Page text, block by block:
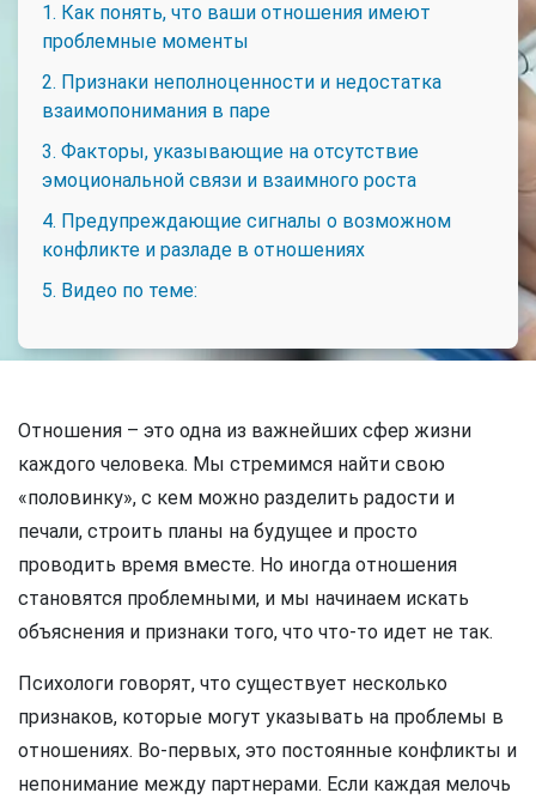
1. Как понять, что ваши отношения имеют
проблемные моменты
2. Признаки неполноценности и недостатка
взаимопонимания в паре
3. Факторы, указывающие на отсутствие
эмоциональной связи и взаимного роста
4. Предупреждающие сигналы о возможном
конфликте и разладе в отношениях
5. Видео по теме:
Отношения – это одна из важнейших сфер жизни
каждого человека. Мы стремимся найти свою
«половинку», с кем можно разделить радости и
печали, строить планы на будущее и просто
проводить время вместе. Но иногда отношения
становятся проблемными, и мы начинаем искать
объяснения и признаки того, что что-то идет не так.
Психологи говорят, что существует несколько
признаков, которые могут указывать на проблемы в
отношениях. Во-первых, это постоянные конфликты и
непонимание между партнерами. Если каждая мелочь